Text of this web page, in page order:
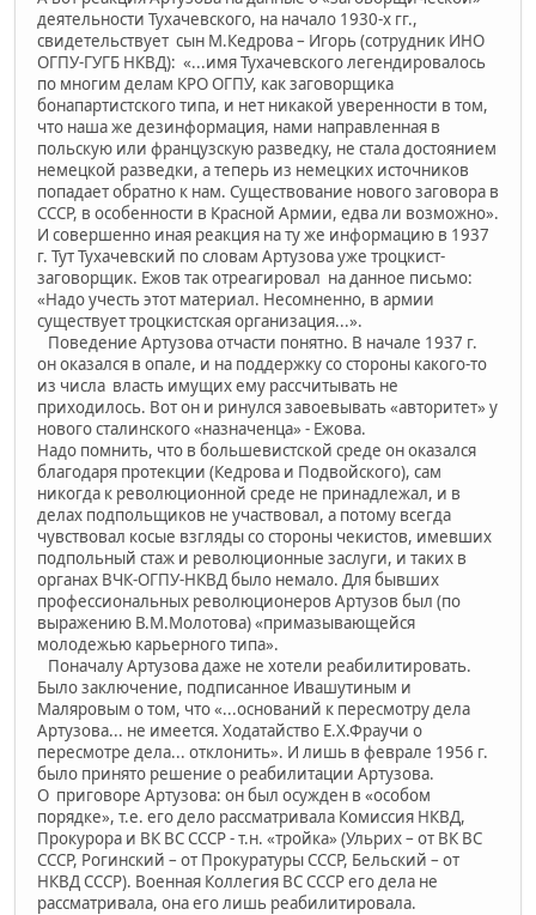
деятельности Тухачевского, на начало 1930-х гг.,
свидетельствует сын М.Кедрова – Игорь (сотрудник ИНО
ОГПУ-ГУГБ НКВД): «...имя Тухачевского легендировалось
по многим делам КРО ОГПУ, как заговорщика
бонапартистского типа, и нет никакой уверенности в том,
что наша же дезинформация, нами направленная в
польскую или французскую разведку, не стала достоянием
немецкой разведки, а теперь из немецких источников
попадает обратно к нам. Существование нового заговора в
СССР, в особенности в Красной Армии, едва ли возможно».
И совершенно иная реакция на ту же информацию в 1937
г. Тут Тухачевский по словам Артузова уже троцкист-
заговорщик. Ежов так отреагировал на данное письмо:
«Надо учесть этот материал. Несомненно, в армии
существует троцкистская организация...».
Поведение Артузова отчасти понятно. В начале 1937 г.
он оказался в опале, и на поддержку со стороны какого-то
из числа власть имущих ему рассчитывать не
приходилось. Вот он и ринулся завоевывать «авторитет» у
нового сталинского «назначенца» - Ежова.
Надо помнить, что в большевистской среде он оказался
благодаря протекции (Кедрова и Подвойского), сам
никогда к революционной среде не принадлежал, и в
делах подпольщиков не участвовал, а потому всегда
чувствовал косые взгляды со стороны чекистов, имевших
подпольный стаж и революционные заслуги, и таких в
органах ВЧК-ОГПУ-НКВД было немало. Для бывших
профессиональных революционеров Артузов был (по
выражению В.М.Молотова) «примазывающейся
молодежью карьерного типа».
Поначалу Артузова даже не хотели реабилитировать.
Было заключение, подписанное Ивашутиным и
Маляровым о том, что «...оснований к пересмотру дела
Артузова... не имеется. Ходатайство Е.Х.Фраучи о
пересмотре дела... отклонить». И лишь в феврале 1956 г.
было принято решение о реабилитации Артузова.
О приговоре Артузова: он был осужден в «особом
порядке», т.е. его дело рассматривала Комиссия НКВД,
Прокурора и ВК ВС СССР - т.н. «тройка» (Ульрих – от ВК ВС
СССР, Рогинский – от Прокуратуры СССР, Бельский – от
НКВД СССР). Военная Коллегия ВС СССР его дела не
рассматривала, она его лишь реабилитировала.